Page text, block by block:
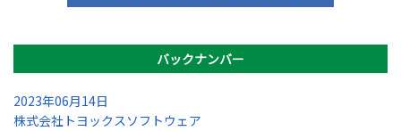
バックナンバー
2023年06月14日
株式会社トヨックスソフトウェア